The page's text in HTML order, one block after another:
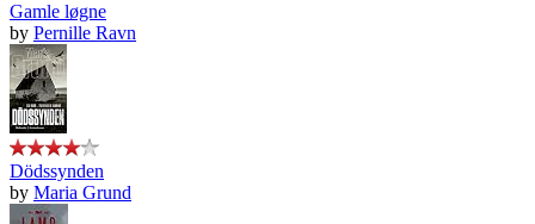
Gamle løgne
by Pernille Ravn
Dödssynden
by Maria Grund